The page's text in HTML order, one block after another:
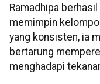
Ramadhipa
memimpin
yang konsisten, ia
bertarung
menghadapi